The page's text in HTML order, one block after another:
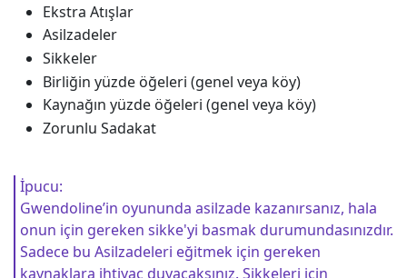
Ekstra Atışlar
Asilzadeler
Sikkeler
Birliğin yüzde öğeleri (genel veya köy)
Kaynağın yüzde öğeleri (genel veya köy)
Zorunlu Sadakat
İpucu:
Gwendoline’in oyununda asilzade kazanırsanız, hala
onun için gereken sikke'yi basmak durumundasınızdır.
Sadece bu Asilzadeleri eğitmek için gereken
kaynaklara ihtiyaç duyacaksınız. Sikkeleri için